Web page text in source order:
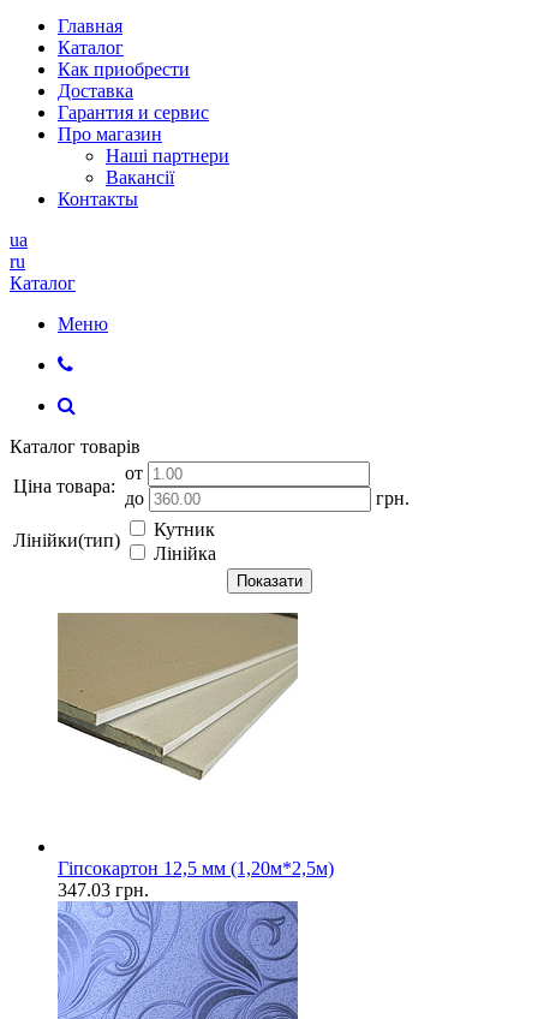
Главная
Каталог
Как приобрести
Доставка
Гарантия и сервис
Про магазин
Наші партнери
Вакансії
Контакты
ua
ru
Каталог
Меню
Каталог товарів
Ціна товара:
от
до
грн.
Лінійки(тип)
Кутник
Лінійка
Показати
Гіпсокартон 12,5 мм (1,20м*2,5м)
347.03 грн.